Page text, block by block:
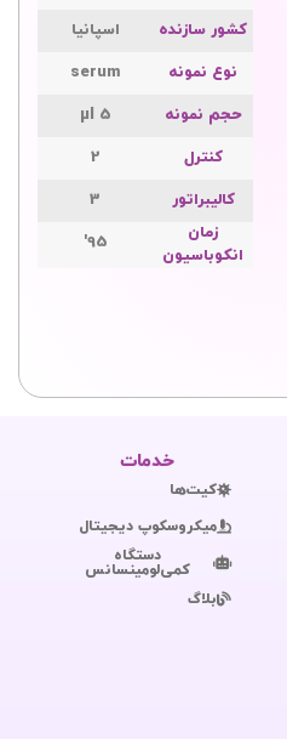
کشور سازنده
اسپانیا
نوع نمونه
serum
حجم نمونه
5 µl
کنترل
2
کالیبراتور
3
زمان
انکوباسیون
95'
خدمات
کیت‌ها
میکروسکوپ دیجیتال
دستگاه
کمی‌لومینسانس
بلاگ